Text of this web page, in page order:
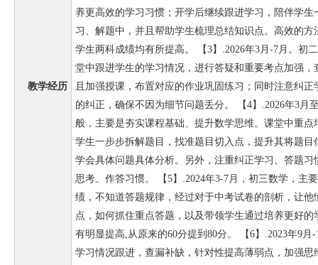
教学经历
养更高效的学习习惯；开学后继续跟进学习，陪伴学
习、解题中，并且帮助学生梳理总结知识点。高效的
学生两科成绩均有所提高。 【3】.2026年3月-7月。初
堂中跟进学生的学习情况，进行答疑和重要考点加强
且加强授课，布置对应的作业巩固练习；同时注意纠
的纠正，确保不因为细节问题丢分。 【4】.2026年3月
般，主要是夯实课程基础、提升数学思维。课堂中重点
学生一步步拆解题目，找准题目切入点，提升其将题
学会具体问题具体分析。另外，注重纠正学习、答题
思考、作答习惯。 【5】.2024年3-7月，初三数学，主
绩，不知道答题规律，经过对于中考试卷的剖析，让
点，如何抓住重点答题，以及带领学生通过培养更好
有明显提高,从原来的60分提到80分。 【6】.2023年9
学习情况跟进，查漏补缺，针对性提高薄弱点，加强